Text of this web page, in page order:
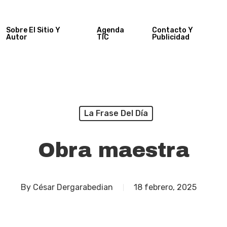
Sobre El Sitio Y
Autor
Agenda
TIC
Contacto Y
Publicidad
La Frase Del Día
Obra maestra
By César Dergarabedian 18 febrero, 2025